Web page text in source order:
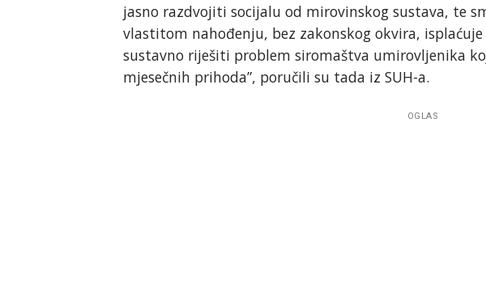
jasno razdvojiti socijalu od mirovinskog sustava, te
vlastitom nahođenju, bez zakonskog okvira,
sustavno riješiti problem siromaštva umirovljenika
mjesečnih prihoda”, poručili su tada iz SUH-a.
OGLAS